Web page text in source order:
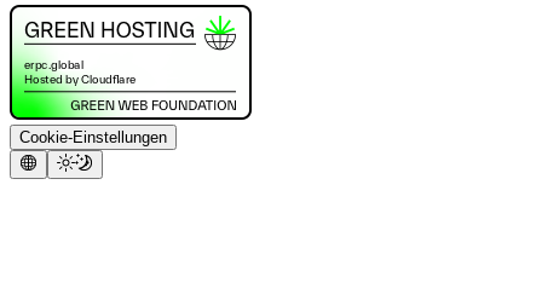
Cookie-Einstellungen